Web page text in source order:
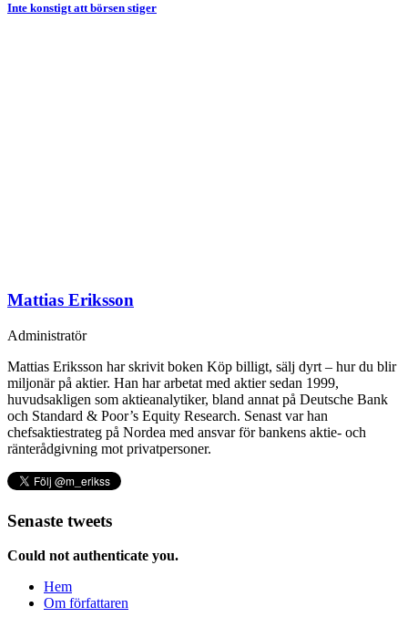
Inte konstigt att börsen stiger
Mattias Eriksson
Administratör
Mattias Eriksson har skrivit boken Köp billigt, sälj dyrt – hur du blir
miljonär på aktier. Han har arbetat med aktier sedan 1999,
huvudsakligen som aktieanalytiker, bland annat på Deutsche Bank
och Standard & Poor’s Equity Research. Senast var han
chefsaktiestrateg på Nordea med ansvar för bankens aktie- och
ränterådgivning mot privatpersoner.
Senaste tweets
Could not authenticate you.
Hem
Om författaren